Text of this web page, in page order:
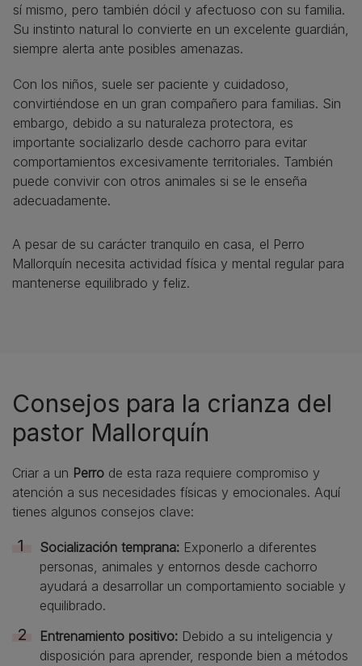
sí mismo, pero también dócil y afectuoso con su familia.
Su instinto natural lo convierte en un excelente guardián,
siempre alerta ante posibles amenazas.
Con los niños, suele ser paciente y cuidadoso,
convirtiéndose en un gran compañero para familias. Sin
embargo, debido a su naturaleza protectora, es
importante socializarlo desde cachorro para evitar
comportamientos excesivamente territoriales. También
puede convivir con otros animales si se le enseña
adecuadamente.
A pesar de su carácter tranquilo en casa, el Perro
Mallorquín necesita actividad física y mental regular para
mantenerse equilibrado y feliz.
Consejos para la crianza del
pastor Mallorquín
Criar a un Perro de esta raza requiere compromiso y
atención a sus necesidades físicas y emocionales. Aquí
tienes algunos consejos clave:
Socialización temprana: Exponerlo a diferentes
personas, animales y entornos desde cachorro
ayudará a desarrollar un comportamiento sociable y
equilibrado.
Entrenamiento positivo: Debido a su inteligencia y
disposición para aprender, responde bien a métodos